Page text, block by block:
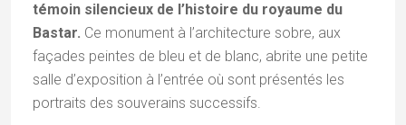
témoin silencieux de l’histoire du royaume du
Bastar. Ce monument à l’architecture sobre, aux
façades peintes de bleu et de blanc, abrite une petite
salle d’exposition à l’entrée où sont présentés les
portraits des souverains successifs.